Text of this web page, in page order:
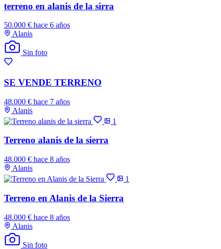
terreno en alanis de la sirra
50.000 € hace 6 años
Alanis
Sin foto
SE VENDE TERRENO
48.000 € hace 7 años
Alanis
1
Terreno alanis de la sierra
48.000 € hace 8 años
Alanis
1
Terreno en Alanis de la Sierra
48.000 € hace 8 años
Alanis
Sin foto